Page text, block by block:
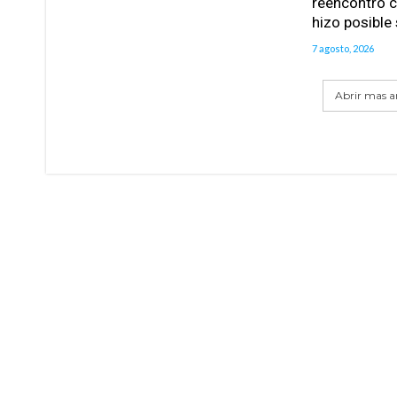
hizo posible
7 agosto, 2026
Abrir mas